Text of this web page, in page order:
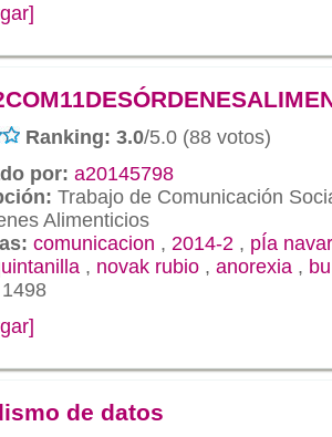
Ranking: 3.0/5.0 (88 votos)
por: a20145798
Trabajo de Comunicación
Alimenticios
comunicacion , 2014-2 , pÍa
, novak rubio , anorexia ,
1498
de datos